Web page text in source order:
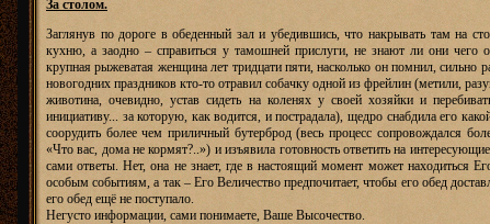
За столом.
Заглянув по дороге в обеденный зал и убедившись, что накрывать там на
кухню, а заодно – справиться у тамошней прислуги, не знают ли они
крупная рыжеватая женщина лет тридцати пяти, насколько он помнил, сильно
новогодних праздников кто-то отравил собачку одной из фрейлин (метили,
животина, очевидно, устав сидеть на коленях у своей хозяйки и
инициативу... за которую, как водится, и пострадала), щедро снабдила его
соорудить более чем приличный бутерброд (весь процесс сопровождался
«Что вас, дома не кормят?..») и изъявила готовность ответить на
сами ответы. Нет, она не знает, где в настоящий момент может находиться
особым событиям, а так – Его Величество предпочитает, чтобы его обед
его обед ещё не поступало.
Негусто информации, сами понимаете, Ваше Высочество.